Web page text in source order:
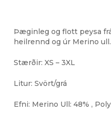
Þæginleg og flott peysa
heilrennd og úr Merino ull.
Stærðir: XS – 3XL
Litur: Svört/grá
Efni: Merino Ull: 48% ,